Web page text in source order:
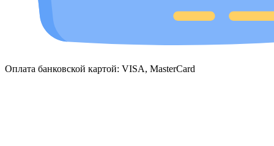
Оплата банковской картой: VISA, MasterCard